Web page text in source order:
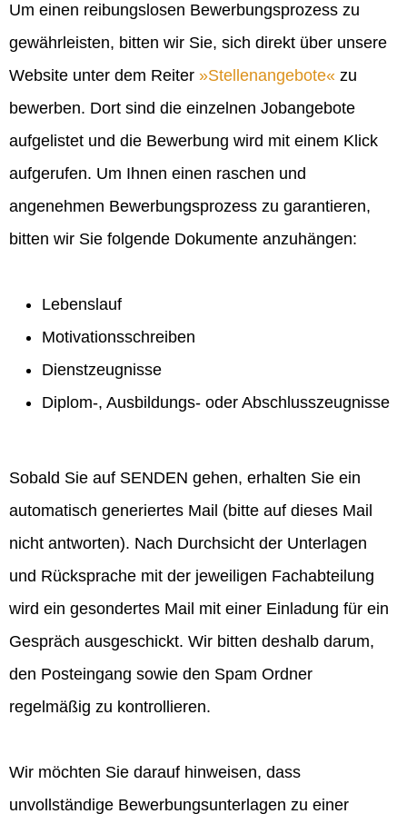
Um einen reibungslosen Bewerbungsprozess zu
gewährleisten, bitten wir Sie, sich direkt über unsere
Website unter dem Reiter
Stellenangebote
zu
bewerben. Dort sind die einzelnen Jobangebote
aufgelistet und die Bewerbung wird mit einem Klick
aufgerufen. Um Ihnen einen raschen und
angenehmen Bewerbungsprozess zu garantieren,
bitten wir Sie folgende Dokumente anzuhängen:
Lebenslauf
Motivationsschreiben
Dienstzeugnisse
Diplom-, Ausbildungs- oder Abschlusszeugnisse
Sobald Sie auf SENDEN gehen, erhalten Sie ein
automatisch generiertes Mail (bitte auf dieses Mail
nicht antworten). Nach Durchsicht der Unterlagen
und Rücksprache mit der jeweiligen Fachabteilung
wird ein gesondertes Mail mit einer Einladung für ein
Gespräch ausgeschickt. Wir bitten deshalb darum,
den Posteingang sowie den Spam Ordner
regelmäßig zu kontrollieren.
Wir möchten Sie darauf hinweisen, dass
unvollständige Bewerbungsunterlagen zu einer